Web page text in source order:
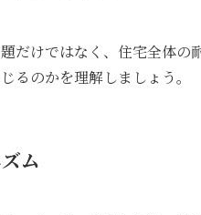
だけではなく、住宅全体
るのかを理解しましょう。
ム